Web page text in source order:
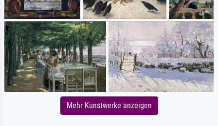
Mehr Kunstwerke anzeigen